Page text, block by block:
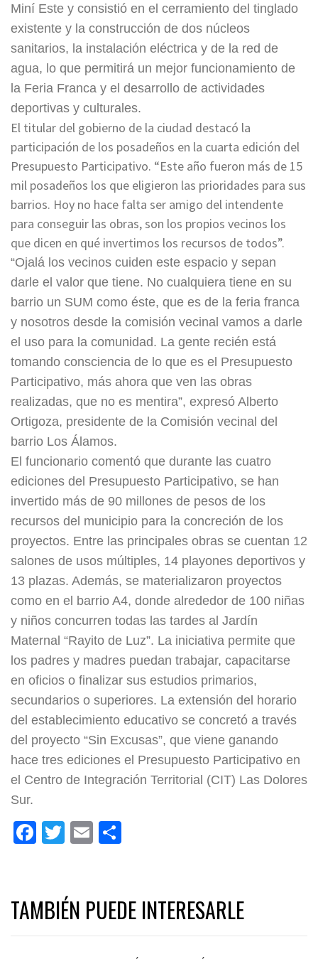
Miní Este y consistió en el cerramiento del tinglado
existente y la construcción de dos núcleos
sanitarios, la instalación eléctrica y de la red de
agua, lo que permitirá un mejor funcionamiento de
la Feria Franca y el desarrollo de actividades
deportivas y culturales.
El titular del gobierno de la ciudad destacó la
participación de los posadeños en la cuarta edición del
Presupuesto Participativo. “Este año fueron más de 15
mil posadeños los que eligieron las prioridades para sus
barrios. Hoy no hace falta ser amigo del intendente
para conseguir las obras, son los propios vecinos los
que dicen en qué invertimos los recursos de todos”.
“Ojalá los vecinos cuiden este espacio y sepan
darle el valor que tiene. No cualquiera tiene en su
barrio un SUM como éste, que es de la feria franca
y nosotros desde la comisión vecinal vamos a darle
el uso para la comunidad. La gente recién está
tomando consciencia de lo que es el Presupuesto
Participativo, más ahora que ven las obras
realizadas, que no es mentira”, expresó Alberto
Ortigoza, presidente de la Comisión vecinal del
barrio Los Álamos.
El funcionario comentó que durante las cuatro
ediciones del Presupuesto Participativo, se han
invertido más de 90 millones de pesos de los
recursos del municipio para la concreción de los
proyectos. Entre las principales obras se cuentan 12
salones de usos múltiples, 14 playones deportivos y
13 plazas. Además, se materializaron proyectos
como en el barrio A4, donde alrededor de 100 niñas
y niños concurren todas las tardes al Jardín
Maternal “Rayito de Luz”. La iniciativa permite que
los padres y madres puedan trabajar, capacitarse
en oficios o finalizar sus estudios primarios,
secundarios o superiores. La extensión del horario
del establecimiento educativo se concretó a través
del proyecto “Sin Excusas”, que viene ganando
hace tres ediciones el Presupuesto Participativo en
el Centro de Integración Territorial (CIT) Las Dolores
Sur.
Facebook
Twitter
Email
TAMBIÉN PUEDE INTERESARLE